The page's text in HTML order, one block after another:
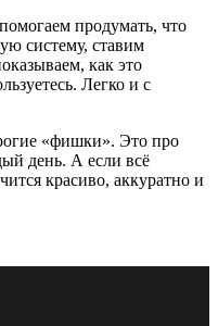
продумать, что
систему, ставим
как это
Легко и с
«фишки». Это про
день. А если всё
красиво, аккуратно и